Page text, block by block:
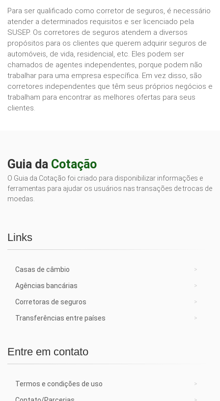
Para ser qualificado como corretor de seguros, é necessário
atender a determinados requisitos e ser licenciado pela
SUSEP. Os corretores de seguros atendem a diversos
propósitos para os clientes que querem adquirir seguros de
automóveis, de vida, residencial, etc. Eles podem ser
chamados de agentes independentes, porque podem não
trabalhar para uma empresa específica. Em vez disso, são
corretores independentes que têm seus próprios negócios e
trabalham para encontrar as melhores ofertas para seus
clientes.
Guia da Cotação
O Guia da Cotação foi criado para disponibilizar informações e
ferramentas para ajudar os usuários nas transações de trocas de
moedas.
Links
Casas de câmbio
Agências bancárias
Corretoras de seguros
Transferências entre países
Entre em contato
Termos e condições de uso